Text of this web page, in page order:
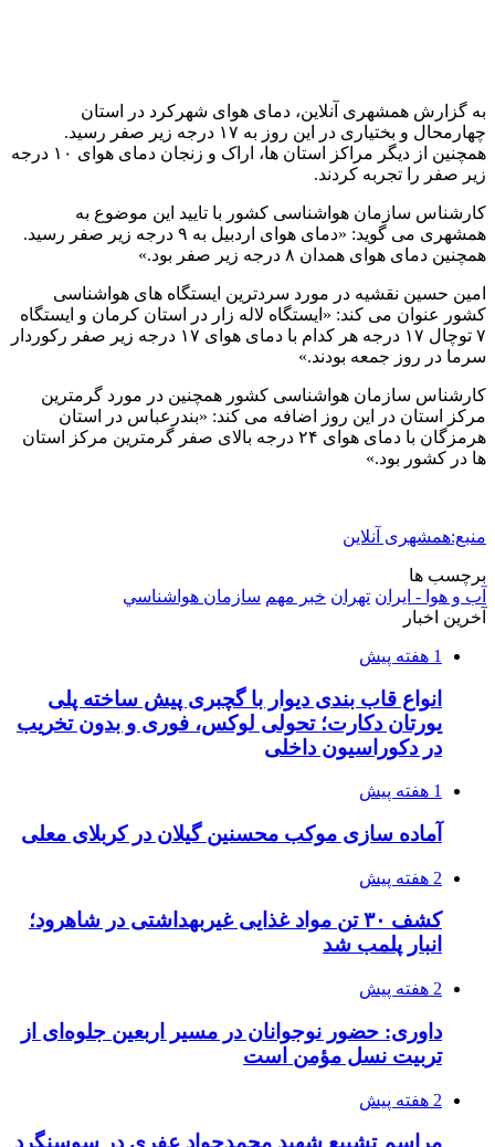
انواع قاب بندی دیوار با گچبری پیش ساخته پلی
یورتان دکارت؛ تحولی لوکس، فوری و بدون تخریب
در دکوراسیون داخلی
آماده سازی موکب محسنین گیلان در کربلای معلی
کشف ۳۰ تن مواد غذایی غیربهداشتی در شاهرود؛
انبار پلمب شد
2 هفته پیش
داوری: حضور نوجوانان در مسیر اربعین جلوه‌ای از
تربیت نسل مؤمن است
مراسم تشییع شهید محمدجواد عفری در سوسنگرد
برگزار می‌شود
2 هفته پیش
کشف ۱۵۲ دستگاه ماینر غیرمجاز در لرستان
2 هفته پیش
شفاف‌سازی ۲۸ میلیارد یورو تعهدات ارزی
2 هفته پیش
اکیپ صیادان غیرمجاز ماهی در سنقروکلیایی
دستگیر شدند
ماجرای پیشگویی صریح پیامبر(ع) درباره شهادت
عمار یاسر و عاقبت قاتلان او
اعزام ۱۷۰ دستگاه ماشین‌آلات شهرداری تهران
برای مراسم اربعین